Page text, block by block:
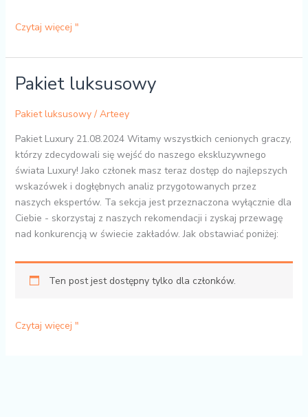
Czytaj więcej "
Pakiet luksusowy
Pakiet luksusowy/ Arteey
Pakiet Luxury 21.08.2024 Witamy wszystkich cenionych graczy,
którzy zdecydowali się wejść do naszego ekskluzywnego
świata Luxury! Jako członek masz teraz dostęp do najlepszych
wskazówek i dogłębnych analiz przygotowanych przez
naszych ekspertów. Ta sekcja jest przeznaczona wyłącznie dla
Ciebie - skorzystaj z naszych rekomendacji i zyskaj przewagę
nad konkurencją w świecie zakładów. Jak obstawiać poniżej:
Ten post jest dostępny tylko dla członków.
Pakiet
Czytaj więcej "